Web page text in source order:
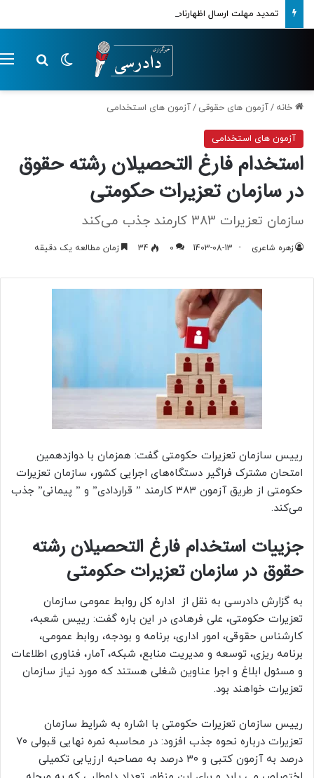
تمدید مهلت ارسال اظهارنامه‌های مالیاتی تا پایان تابستان 1405
تغییر پوسته
خانه /آزمون های حقوقی /آزمون های استخدامی
آزمون های استخدامی
استخدام فارغ التحصیلان رشته حقوق
در سازمان تعزیرات حکومتی
سازمان تعزیرات 383 کارمند جذب می‌کند
زهره شاعری 1403-08-13
0
34 زمان مطالعه یک دقیقه
رییس سازمان تعزیرات حکومتی گفت: همزمان با دوازدهمین
امتحان مشترک فراگیر دستگاه‌های اجرایی کشور، سازمان تعزیرات
حکومتی از طریق آزمون ۳۸۳ کارمند ” قراردادی” و ” پیمانی” جذب
می‌کند.
جزییات استخدام فارغ التحصیلان رشته
حقوق در سازمان تعزیرات حکومتی
به گزارش دادرسی به نقل از اداره کل روابط عمومی سازمان
تعزیرات حکومتی، علی فرهادی در این باره گفت: رییس شعبه،
کارشناس حقوقی، امور اداری، برنامه و بودجه، روابط عمومی،
برنامه ریزی، توسعه و مدیریت منابع، شبکه، آمار، فناوری اطلاعات
و مسئول ابلاغ و اجرا عناوین شغلی هستند که مورد نیاز سازمان
تعزیرات خواهند بود.
رییس سازمان تعزیرات حکومتی با اشاره به شرایط سازمان
تعزیرات درباره نحوه جذب افزود: در محاسبه نمره نهایی قبولی ۷۰
درصد به آزمون کتبی و ۳۰ درصد به مصاحبه ارزیابی تکمیلی